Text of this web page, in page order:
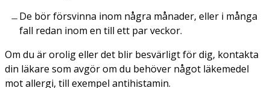
De bör försvinna inom några månader, eller i många
fall redan inom en till ett par veckor.
Om du är orolig eller det blir besvärligt för dig, kontakta
din läkare som avgör om du behöver något läkemedel
mot allergi, till exempel antihistamin.